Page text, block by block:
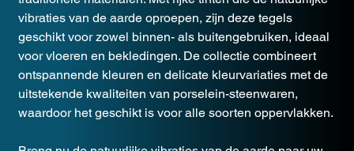
vibraties van de aarde oproepen, zijn deze tegels
geschikt voor zowel binnen- als buitengebruiken, ideaal
voor vloeren en bekledingen. De collectie combineert
ontspannende kleuren en delicate kleurvariaties met de
uitstekende kwaliteiten van porselein-steenwaren,
waardoor het geschikt is voor alle soorten oppervlakken​​.